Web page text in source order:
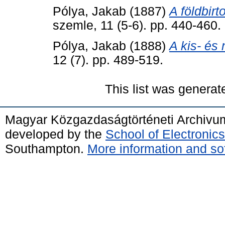
Pólya, Jakab (1887)A
szemle, 11 (5-6). pp. 440-460.
Pólya, Jakab (1888)A kis- és
12 (7). pp. 489-519.
This list was
Magyar Közgazdaságtörténeti
developed by the School of
Southampton. More information and